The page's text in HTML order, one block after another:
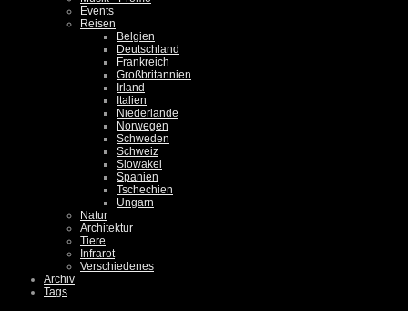
Events
Reisen
Belgien
Deutschland
Frankreich
Großbritannien
Irland
Italien
Niederlande
Norwegen
Schweden
Schweiz
Slowakei
Spanien
Tschechien
Ungarn
Natur
Architektur
Tiere
Infrarot
Verschiedenes
Archiv
Tags